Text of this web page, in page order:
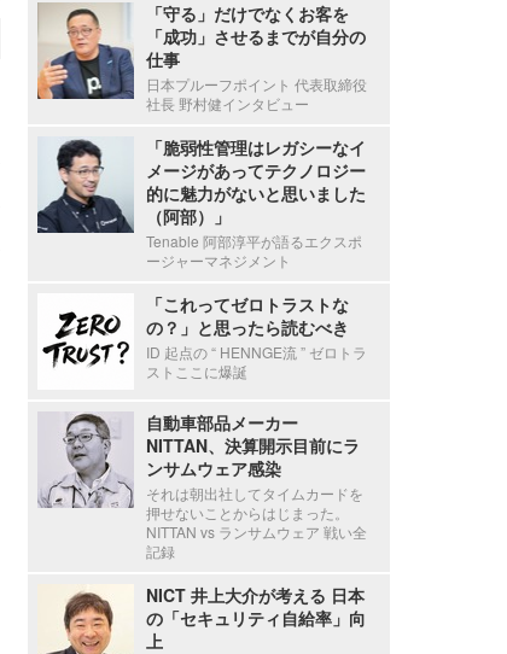
「守る」だけでなくお客を
「成功」させるまでが自分の
仕事
日本プルーフポイント 代表取締役
社長 野村健インタビュー
「脆弱性管理はレガシーなイ
メージがあってテクノロジー
的に魅力がないと思いました
（阿部）」
Tenable 阿部淳平が語るエクスポ
ージャーマネジメント
「これってゼロトラストな
の？」と思ったら読むべき
ID 起点の “ HENNGE流 ” ゼロトラ
ストここに爆誕
自動車部品メーカー
NITTAN、決算開示目前にラ
ンサムウェア感染
それは朝出社してタイムカードを
押せないことからはじまった。
NITTAN vs ランサムウェア 戦い全
記録
NICT 井上大介が考える 日本
の「セキュリティ自給率」向
上